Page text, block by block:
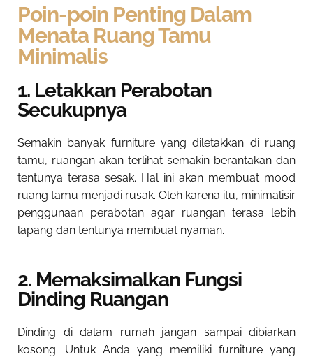
Poin-poin Penting Dalam
Menata Ruang Tamu
Minimalis
1. Letakkan Perabotan
Secukupnya
Semakin banyak furniture yang diletakkan di ruang
tamu, ruangan akan terlihat semakin berantakan dan
tentunya terasa sesak. Hal ini akan membuat mood
ruang tamu menjadi rusak. Oleh karena itu, minimalisir
penggunaan perabotan agar ruangan terasa lebih
lapang dan tentunya membuat nyaman.
2. Memaksimalkan Fungsi
Dinding Ruangan
Dinding di dalam rumah jangan sampai dibiarkan
kosong. Untuk Anda yang memiliki furniture yang